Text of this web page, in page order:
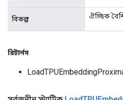
বিকল্প ঐচ্ছিক
রিটার্নস